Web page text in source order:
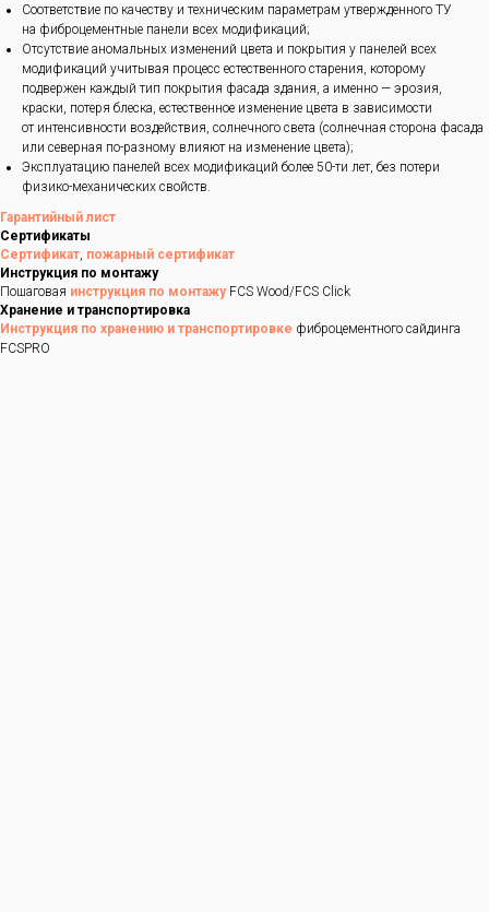
Соответствие по качеству и техническим параметрам утвержденного ТУ
на фиброцементные панели всех модификаций;
Отсутствие аномальных изменений цвета и покрытия у панелей всех
модификаций учитывая процесс естественного старения, которому
подвержен каждый тип покрытия фасада здания, а именно — эрозия,
краски, потеря блеска, естественное изменение цвета в зависимости
от интенсивности воздействия, солнечного света (солнечная сторона фасада
или северная по-разному влияют на изменение цвета);
Эксплуатацию панелей всех модификаций более 50-ти лет, без потери
физико-механических свойств.
Гарантийный лист
Сертификаты
Сертификат, пожарный сертификат
Инструкция по монтажу
Пошаговая инструкция по монтажуFCS Wood/FCS Click
Хранение и транспортировка
Инструкция по хранению и транспортировке фиброцементного сайдинга
FCSPRO